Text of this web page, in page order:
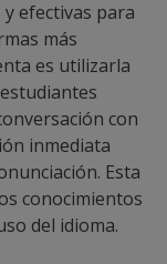
efectivas para
más
es utilizarla
con
inmediata
Esta
conocimientos
del idioma.